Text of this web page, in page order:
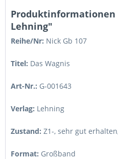
Produktinformationen
Lehning"
Reihe/Nr: Nick Gb 107
Titel: Das Wagnis
Art-Nr.: G-001643
Verlag: Lehning
Zustand: Z1-, sehr gut
Format: Großband